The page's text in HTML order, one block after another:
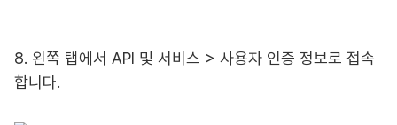
8. 왼쪽 탭에서 API 및 서비스 > 사용자 인증 정보로 접속
합니다.